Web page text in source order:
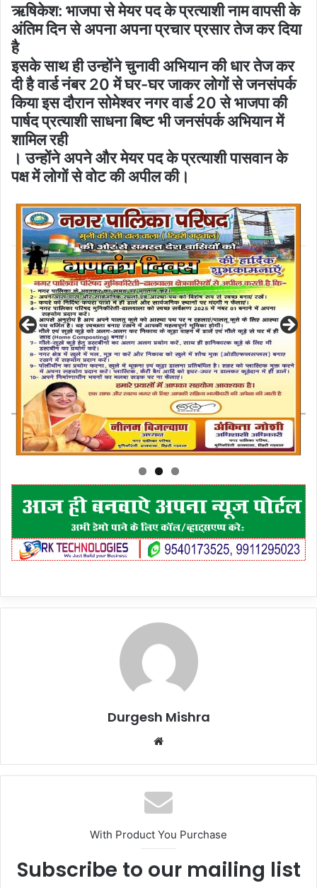
ऋषिकेश: भाजपा से मेयर पद के प्रत्याशी नाम वापसी के
अंतिम दिन से अपना अपना प्रचार प्रसार तेज कर दिया
है
इसके साथ ही उन्होंने चुनावी अभियान की धार तेज कर
दी है वार्ड नंबर 20 में घर-घर जाकर लोगों से जनसंपर्क
किया इस दौरान सोमेश्वर नगर वार्ड 20 से भाजपा की
पार्षद प्रत्याशी साधना बिष्ट भी जनसंपर्क अभियान में
शामिल रही
। उन्होंने अपने और मेयर पद के प्रत्याशी पासवान के
पक्ष में लोगों से वोट की अपील की।
Durgesh Mishra
Website
With Product You Purchase
Subscribe to our mailing list